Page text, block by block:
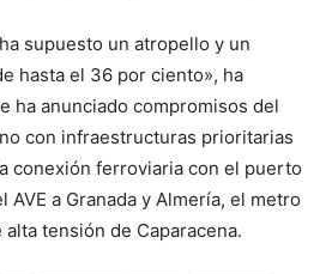
supuesto un atropello y un
hasta el 36 por ciento», ha
ha anunciado compromisos del
con infraestructuras prioritarias
conexión ferroviaria con el puerto
AVE a Granada y Almería, el metro
tensión de Caparacena.